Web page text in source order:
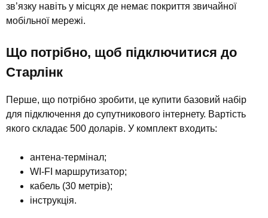
зв’язку навіть у місцях де немає покриття звичайної
мобільної мережі.
Що потрібно, щоб підключитися до
Старлінк
Перше, що потрібно зробити, це купити базовий набір
для підключення до супутникового інтернету. Вартість
якого складає 500 доларів. У комплект входить:
антена-термінал;
WI-FI маршрутизатор;
кабель (30 метрів);
інструкція.